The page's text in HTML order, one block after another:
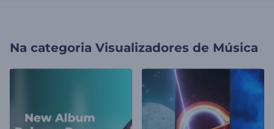
Na categoria Visualizadores de Música